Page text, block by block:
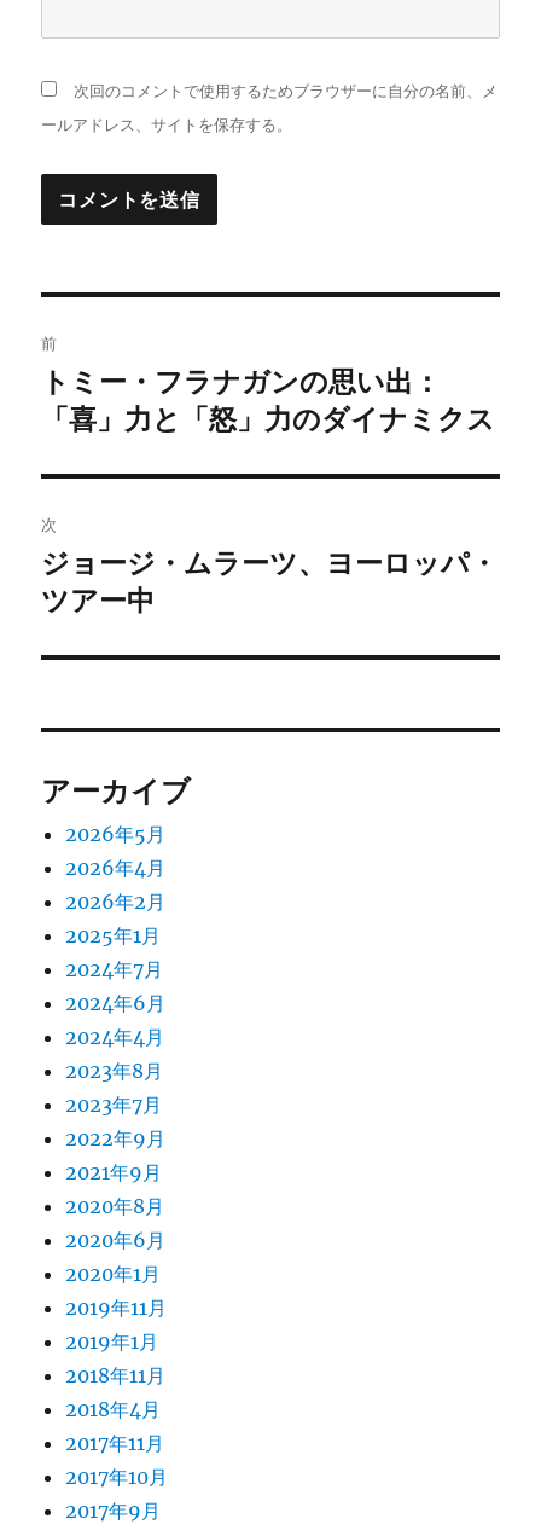
次回のコメントで使用するためブラウザーに自分の名前、メ
ールアドレス、サイトを保存する。
稿
ナ
ビ
ゲ
ー
ン
前
前
の
稿:
トミー・フラナガンの思い出：
「喜」力と「怒」力のダイナミクス
次
次
の
稿:
ジョージ・ムラーツ、ヨーロッパ・
ツアー中
アーカイブ
2026年5月
2026年4月
2026年2月
2025年1月
2024年7月
2024年6月
2024年4月
2023年8月
2023年7月
2022年9月
2021年9月
2020年8月
2020年6月
2020年1月
2019年11月
2019年1月
2018年11月
2018年4月
2017年11月
2017年10月
2017年9月